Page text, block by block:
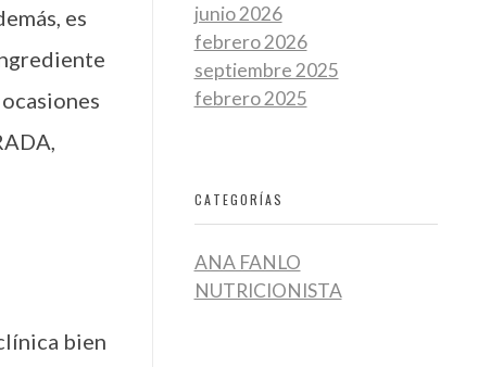
es
bien
junio 2026
febrero 2026
septiembre 2025
febrero 2025
CATEGORÍAS
ANA FANLO
NUTRICIONISTA